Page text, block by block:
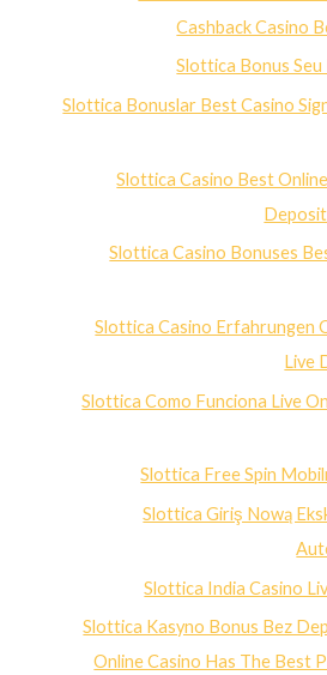
Cashback Casino
Slottica Bonus Seu
Slottica Bonuslar Best Casino
Slottica Casino Best
Slottica Casino Bonuses
Slottica Casino Erfahrungen
Live
Slottica Como Funciona Live
Slottica Free Spin
Slottica Giriş Nową
Slottica India Casino
Slottica Kasyno Bonus Bez
Online Casino Has The Best